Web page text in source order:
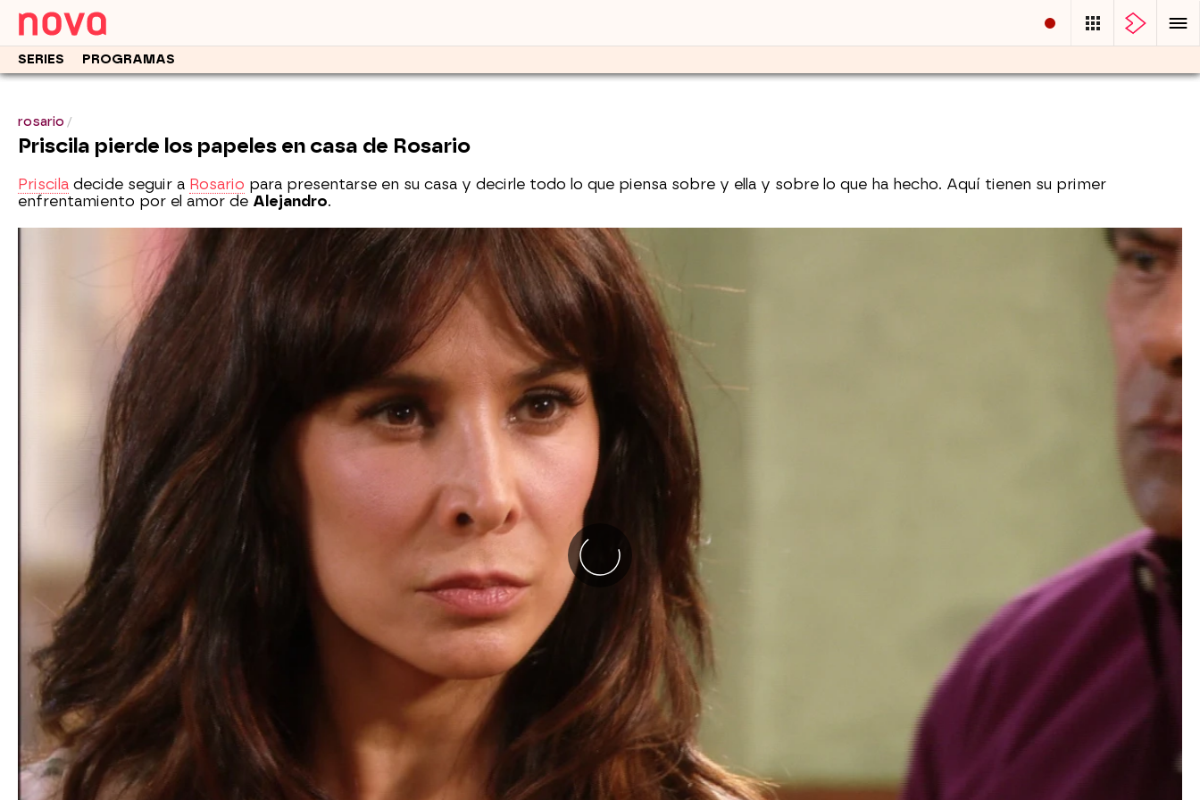
SERIES PROGRAMAS
rosario
Priscila pierde los papeles en casa de Rosario
Priscila decide seguir a Rosario para presentarse en su casa y decirle todo lo que piensa sobre y ella y sobre lo que ha hecho. Aquí tienen su primer
enfrentamiento por el amor de Alejandro.